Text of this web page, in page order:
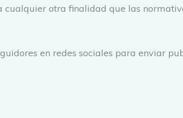
cualquier otra finalidad que las
en redes sociales para enviar